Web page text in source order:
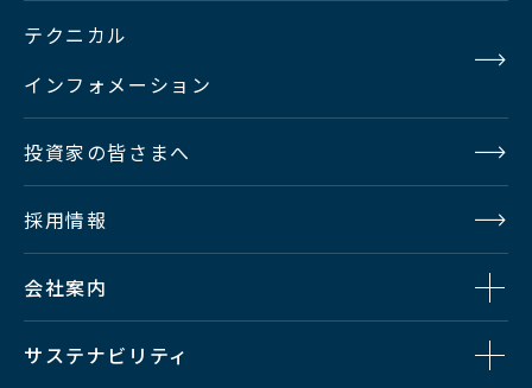
テクニカル
インフォメーション
投資家の皆さまへ
採用情報
会社案内
サステナビリティ